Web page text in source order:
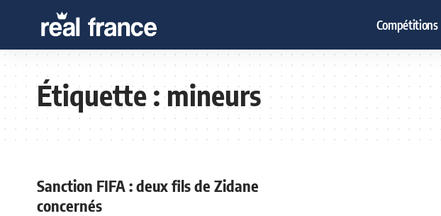
Compétitions
Étiquette :mineurs
Sanction FIFA : deux fils de Zidane
concernés